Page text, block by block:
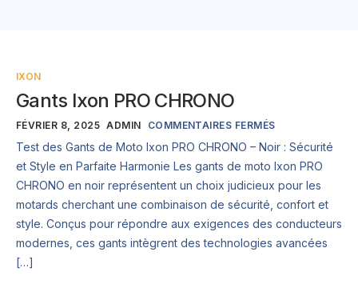
IXON
Gants Ixon PRO CHRONO
FÉVRIER 8, 2025 ADMIN COMMENTAIRES FERMÉS
Test des Gants de Moto Ixon PRO CHRONO – Noir : Sécurité
et Style en Parfaite Harmonie Les gants de moto Ixon PRO
CHRONO en noir représentent un choix judicieux pour les
motards cherchant une combinaison de sécurité, confort et
style. Conçus pour répondre aux exigences des conducteurs
modernes, ces gants intègrent des technologies avancées
[…]